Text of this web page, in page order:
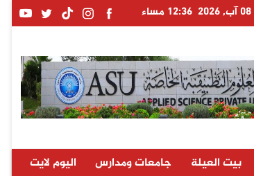
12:36 مساء
بيت العيلة جامعات ومدارس اليوم لايت